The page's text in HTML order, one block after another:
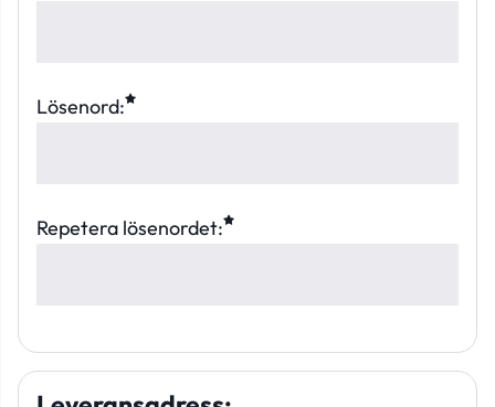
Lösenord:
Repetera lösenordet: